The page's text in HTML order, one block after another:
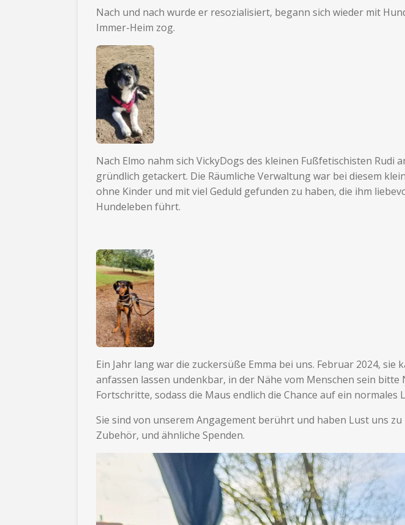
Nach und nach wurde er resozialisiert, begann sich wieder mit
Immer-Heim zog.
Nach Elmo nahm sich VickyDogs des kleinen Fußfetischisten
gründlich getackert. Die Räumliche Verwaltung war bei diesem
ohne Kinder und mit viel Geduld gefunden zu haben, die ihm
Hundeleben führt.
Ein Jahr lang war die zuckersüße Emma bei uns. Februar 2024,
anfassen lassen undenkbar, in der Nähe vom Menschen sein
Fortschritte, sodass die Maus endlich die Chance auf ein
Sie sind von unserem Angagement berührt und haben Lust uns
Zubehör, und ähnliche Spenden.